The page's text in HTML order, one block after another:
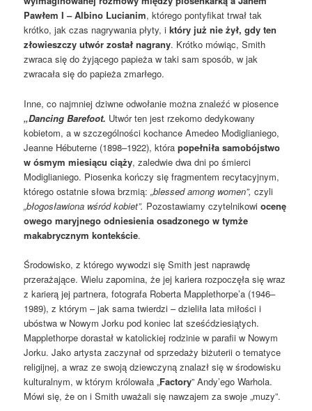
Pawłem I – Albino Lucianim, którego pontyfikat trwał tak
krótko, jak czas nagrywania płyty, iktóry już nie żył, gdy ten
złowieszczy utwór został nagrany. Krótko mówiąc, Smith
zwraca się do żyjącego papieża w taki sam sposób, w jak
zwracała się do papieża zmarłego.
Inne, co najmniej dziwne odwołanie można znaleźć w piosence
„Dancing Barefoot. Utwór ten jest rzekomo dedykowany
kobietom, a w szczególności kochance Amedeo Modiglianiego,
Jeanne Hébuterne (1898–1922), którapopełniła samobójstwo
w ósmym miesiącu ciąży, zaledwie dwa dni po śmierci
Modiglianiego. Piosenka kończy się fragmentem recytacyjnym,
którego ostatnie słowa brzmią:„blessed among women”, czyli
„błogosławiona wśród kobiet”. Pozostawiamy czytelnikowiocenę
owego maryjnego odniesienia osadzonego w tymże
makabrycznym kontekście.
Środowisko, z którego wywodzi się Smith jest naprawdę
przerażające. Wielu zapomina, że jej kariera rozpoczęła się wraz
z karierą jej partnera, fotografa Roberta Mapplethorpe’a (1946–
1989), z którym – jak sama twierdzi – dzieliła lata miłości i
ubóstwa w Nowym Jorku pod koniec lat sześćdziesiątych.
Mapplethorpe dorastał w katolickiej rodzinie w parafii w Nowym
Jorku. Jako artysta zaczynał od sprzedaży biżuterii o tematyce
religijnej, a wraz ze swoją dziewczyną znalazł się w środowisku
kulturalnym, w którym królowała „Factory” Andy’ego Warhola.
Mówi się, że on i Smith uważali się nawzajem za swoje „muzy”.